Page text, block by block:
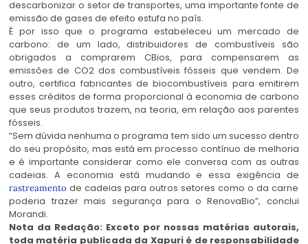
descarbonizar o setor de transportes, uma importante fonte de
emissão de gases de efeito estufa no país.
É por isso que o programa estabeleceu um mercado de
carbono: de um lado, distribuidores de combustíveis são
obrigados a comprarem CBios, para compensarem as
emissões de CO2 dos combustíveis fósseis que vendem. De
outro, certifica fabricantes de biocombustíveis para emitirem
esses créditos de forma proporcional à economia de carbono
que seus produtos trazem, na teoria, em relação aos parentes
fósseis.
“Sem dúvida nenhuma o programa tem sido um sucesso dentro
do seu propósito, mas está em processo contínuo de melhoria
e é importante considerar como ele conversa com as outras
cadeias. A economia está mudando e essa exigência de
rastreamento de cadeias para outros setores como o da carne
poderia trazer mais segurança para o RenovaBio”, conclui
Morandi.
Nota da Redação: Exceto por nossas matérias autorais,
toda matéria publicada da Xapuri é de responsabilidade